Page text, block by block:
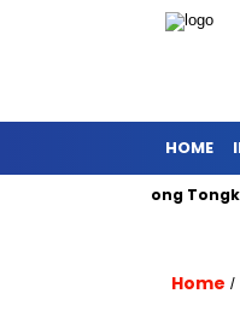
HOME
Pniel Barong Tongkok
Home /